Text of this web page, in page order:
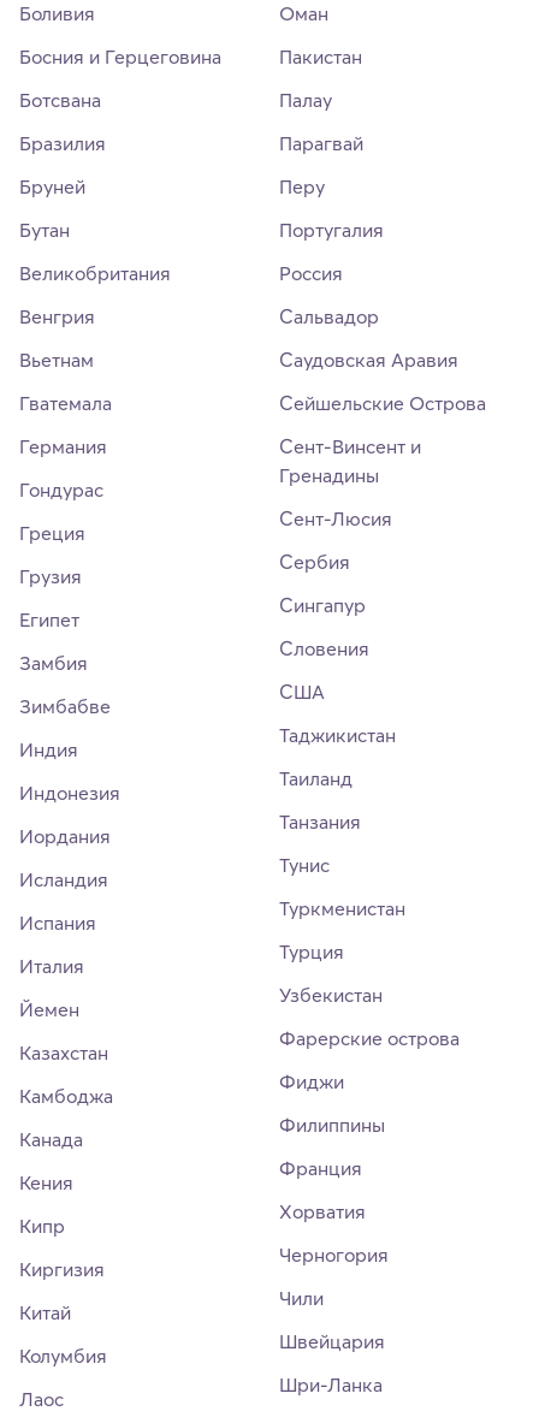
Боливия
Босния и Герцеговина
Ботсвана
Бразилия
Бруней
Бутан
Великобритания
Венгрия
Вьетнам
Гватемала
Германия
Гондурас
Греция
Грузия
Египет
Замбия
Зимбабве
Индия
Индонезия
Иордания
Исландия
Испания
Италия
Йемен
Казахстан
Камбоджа
Канада
Кения
Кипр
Киргизия
Китай
Колумбия
Лаос
Оман
Пакистан
Палау
Парагвай
Перу
Португалия
Россия
Сальвадор
Саудовская Аравия
Сейшельские Острова
Сент-Винсент и
Гренадины
Сент-Люсия
Сербия
Сингапур
Словения
США
Таджикистан
Таиланд
Танзания
Тунис
Туркменистан
Турция
Узбекистан
Фарерские острова
Фиджи
Филиппины
Франция
Хорватия
Черногория
Чили
Швейцария
Шри-Ланка